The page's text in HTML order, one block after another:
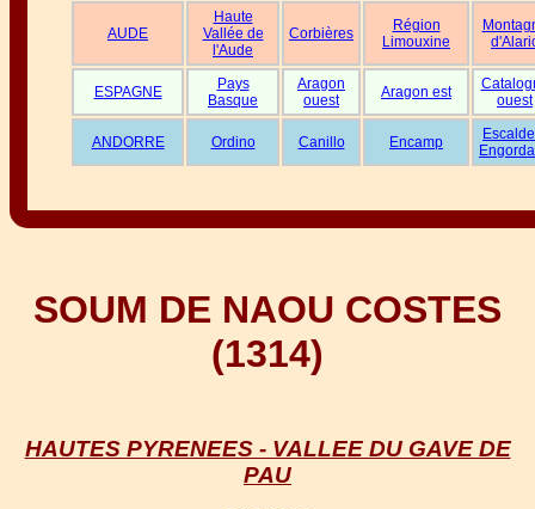
AUDE
Haute
Vallée de
l'Aude
Corbières
Région
Limouxine
ESPAGNE
Pays
Basque
Aragon
ouest
Aragon est
ouest
ANDORRE Ordino Canillo Encamp
SOUM DE NAOU COSTES
(1314)
HAUTES PYRENEES - VALLEE DU GAVE DE
PAU